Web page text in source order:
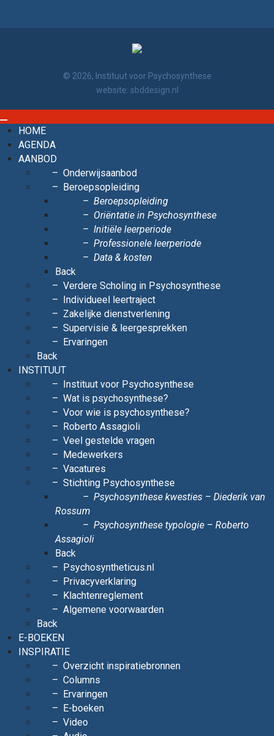
© 2026, Instituut voor Psychosynthese
website: sbddesign.nl
HOME
AGENDA
AANBOD
Onderwijsaanbod
Beroepsopleiding
Beroepsopleiding
Oriëntatie in Psychosynthese
Initiële leerperiode
Professionele leerperiode
Data & kosten
Back
Verdere Scholing in Psychosynthese
Individueel leertraject
Zakelijke dienstverlening
Supervisie & leergesprekken
Ervaringen
Back
INSTITUUT
Instituut voor Psychosynthese
Wat is psychosynthese?
Voor wie is psychosynthese?
Roberto Assagioli
Veel gestelde vragen
Medewerkers
Vacatures
Stichting Psychosynthese
Psychosynthese kwesties – Diederik van
Rossum
Psychosynthese typologie – Roberto
Assagioli
Back
Psychosyntheticus.nl
Privacyverklaring
Klachtenreglement
Algemene voorwaarden
Back
E-BOEKEN
INSPIRATIE
Overzicht inspiratiebronnen
Columns
Ervaringen
E-boeken
Video